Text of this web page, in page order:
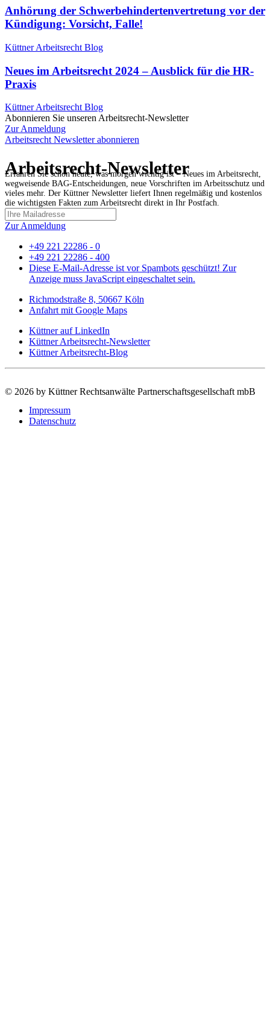
Anhörung der Schwerbehindertenvertretung vor der
Kündigung: Vorsicht, Falle!
Küttner Arbeitsrecht Blog
Neues im Arbeitsrecht 2024 – Ausblick für die HR-
Praxis
Küttner Arbeitsrecht Blog
Abonnieren Sie unseren Arbeitsrecht-Newsletter
Zur Anmeldung
Arbeitsrecht Newsletter abonnieren
Arbeitsrecht-Newsletter
Erfahren Sie schon heute, was morgen wichtig ist – Neues im Arbeitsrecht,
wegweisende BAG-Entscheidungen, neue Vorschriften im Arbeitsschutz und
vieles mehr. Der Küttner Newsletter liefert Ihnen regelmäßig und kostenlos
die wichtigsten Fakten zum Arbeitsrecht direkt in Ihr Postfach.
Zur Anmeldung
+49 221 22286 - 0
+49 221 22286 - 400
Diese E-Mail-Adresse ist vor Spambots geschützt! Zur
Anzeige muss JavaScript eingeschaltet sein.
Richmodstraße 8, 50667 Köln
Anfahrt mit Google Maps
Küttner auf LinkedIn
Küttner Arbeitsrecht-Newsletter
Küttner Arbeitsrecht-Blog
© 2026 by Küttner Rechtsanwälte Partnerschaftsgesellschaft mbB
Impressum
Datenschutz